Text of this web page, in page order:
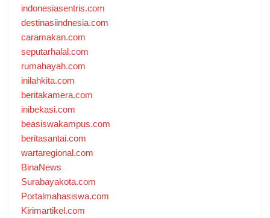
indonesiasentris.com
destinasiindnesia.com
caramakan.com
seputarhalal.com
rumahayah.com
inilahkita.com
beritakamera.com
inibekasi.com
beasiswakampus.com
beritasantai.com
wartaregional.com
BinaNews
Surabayakota.com
Portalmahasiswa.com
Kirimartikel.com